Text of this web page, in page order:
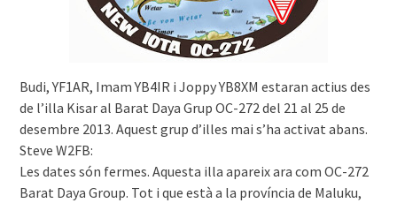
Budi, YF1AR, Imam YB4IR i Joppy YB8XM estaran actius des
de l’illa Kisar al Barat Daya Grup OC-272 del 21 al 25 de
desembre 2013. Aquest grup d’illes mai s’ha activat abans.
Steve W2FB:
Les dates són fermes. Aquesta illa apareix ara com OC-272
Barat Daya Group. Tot i que està a la província de Maluku,